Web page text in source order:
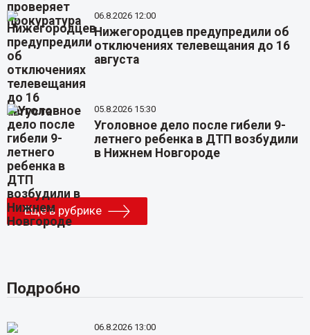
06.8.2026 12:00
Нижегородцев предупредили об
отключениях телевещания до 16
августа
05.8.2026 15:30
Уголовное дело после гибели 9-
летнего ребенка в ДТП возбудили
в Нижнем Новгороде
Еще в рубрике
Подробно
06.8.2026 13:00